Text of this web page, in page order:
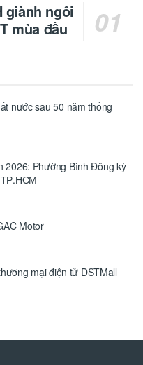
giành ngôi
mùa đầu
nước sau 50 năm thống
2026: Phường Bình Đông kỳ
ТР.НСМ
Motor
mại điện tử DSTMall